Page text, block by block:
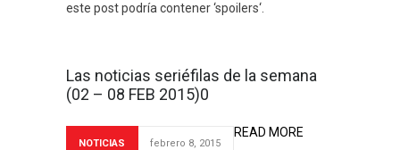
este post podría contener ‘spoilers‘.
Las noticias seriéfilas de la semana
(02 – 08 FEB 2015)0
NOTICIAS febrero 8, 2015
READ MORE